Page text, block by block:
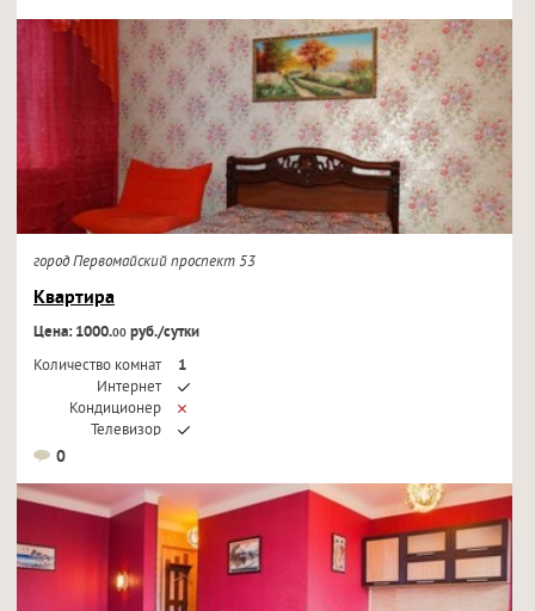
город Первомайский проспект 53
Квартира
Цена: 1000.00руб./сутки
Количество комнат
1
Интернет
Кондиционер
Телевизор
0